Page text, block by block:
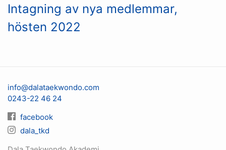
Intagning av nya medlemmar,
hösten 2022
info@dalataekwondo.com
0243-22 46 24
facebook
dala_tkd